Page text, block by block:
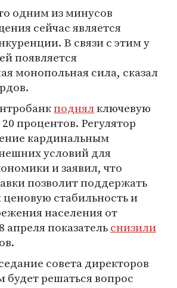
одним из минусов
сейчас является
В связи с этим у
появляется
монопольная сила, сказал
поднялключевую
20 процентов. Регулятор
кардинальным
условий для
и заявил, что
позволит поддержать
стабильность и
населения от
апреля показательснизили
совета директоров
будет решаться вопрос